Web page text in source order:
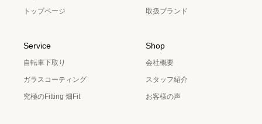
トップページ 取扱ブランド
Service
自転車下取り
ガラスコーティング
究極のFitting 畑Fit
Shop
会社概要
スタッフ紹介
お客様の声